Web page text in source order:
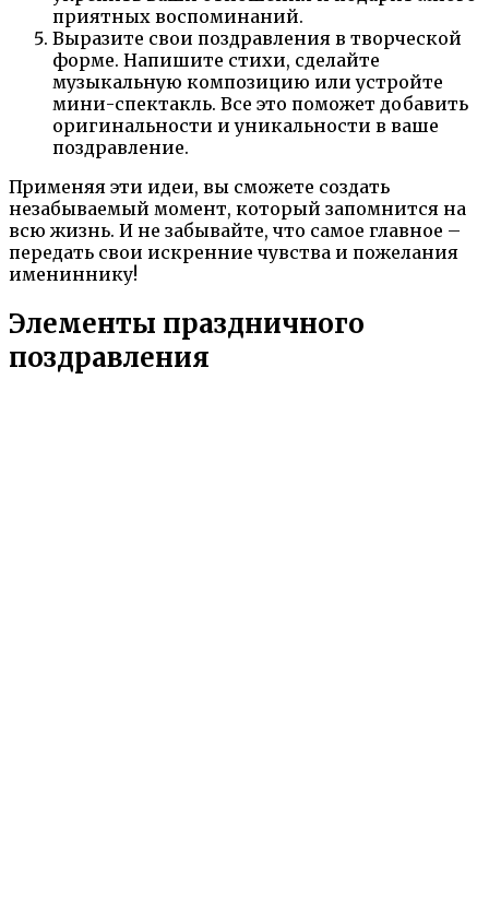
приятных воспоминаний.
Выразите свои поздравления в творческой
форме. Напишите стихи, сделайте
музыкальную композицию или устройте
мини-спектакль. Все это поможет добавить
оригинальности и уникальности в ваше
поздравление.
Применяя эти идеи, вы сможете создать
незабываемый момент, который запомнится на
всю жизнь. И не забывайте, что самое главное –
передать свои искренние чувства и пожелания
имениннику!
Элементы праздничного
поздравления